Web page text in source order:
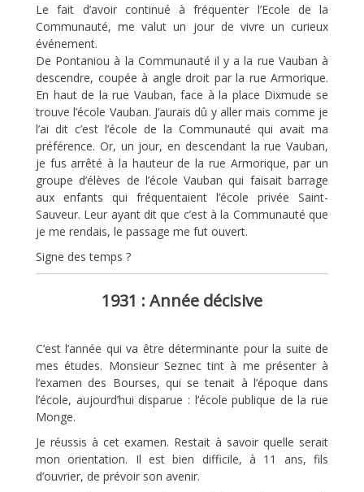
Le fait d’avoir continué à fréquenter l’Ecole de la
Communauté, me valut un jour de vivre un curieux
événement.
De Pontaniou à la Communauté il y a la rue Vauban à
descendre, coupée à angle droit par la rue Armorique.
En haut de la rue Vauban, face à la place Dixmude se
trouve l’école Vauban. J’aurais dû y aller mais comme je
l’ai dit c’est l’école de la Communauté qui avait ma
préférence. Or, un jour, en descendant la rue Vauban,
je fus arrêté à la hauteur de la rue Armorique, par un
groupe d’élèves de l’école Vauban qui faisait barrage
aux enfants qui fréquentaient l’école privée Saint-
Sauveur. Leur ayant dit que c’est à la Communauté que
je me rendais, le passage me fut ouvert.
Signe des temps ?
1931 : Année décisive
C’est l’année qui va être déterminante pour la suite de
mes études. Monsieur Seznec tint à me présenter à
l’examen des Bourses, qui se tenait à l’époque dans
l’école, aujourd’hui disparue : l’école publique de la rue
Monge.
Je réussis à cet examen. Restait à savoir quelle serait
mon orientation. Il est bien difficile, à 11 ans, fils
d’ouvrier, de prévoir son avenir.